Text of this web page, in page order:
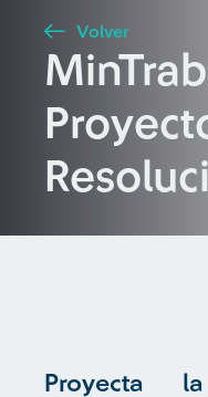
Buscar
Volver
Proyecta